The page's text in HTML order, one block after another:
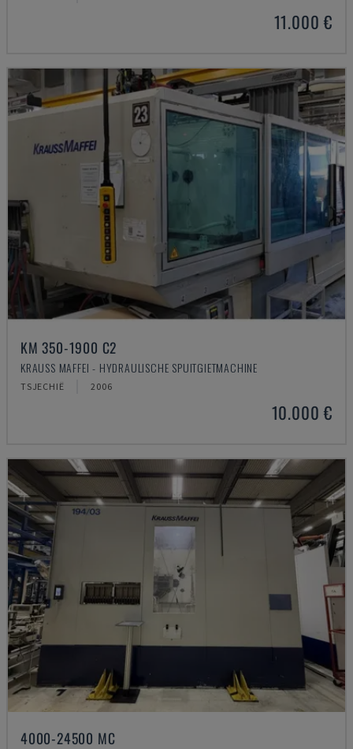
11.000 €
KM 350-1900 C2
KRAUSS MAFFEI - HYDRAULISCHE SPUITGIETMACHINE
TSJECHIË 2006
10.000 €
4000-24500 MC